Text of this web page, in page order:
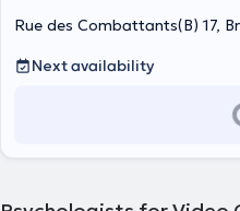
Rue des
Next availability